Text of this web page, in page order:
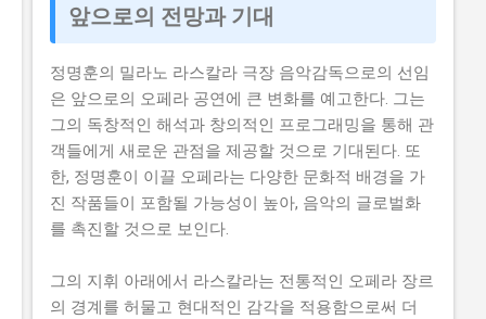
앞으로의 전망과 기대
정명훈의 밀라노 라스칼라 극장 음악감독으로의 선임
은 앞으로의 오페라 공연에 큰 변화를 예고한다. 그는
그의 독창적인 해석과 창의적인 프로그래밍을 통해 관
객들에게 새로운 관점을 제공할 것으로 기대된다. 또
한, 정명훈이 이끌 오페라는 다양한 문화적 배경을 가
진 작품들이 포함될 가능성이 높아, 음악의 글로벌화
를 촉진할 것으로 보인다.
그의 지휘 아래에서 라스칼라는 전통적인 오페라 장르
의 경계를 허물고 현대적인 감각을 적용함으로써 더